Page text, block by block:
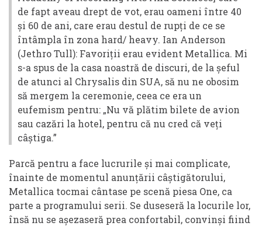
de fapt aveau drept de vot, erau oameni între 40
și 60 de ani, care erau destul de rupți de ce se
întâmpla în zona hard/ heavy. Ian Anderson
(Jethro Tull): Favoriții erau evident Metallica. Mi
s-a spus de la casa noastră de discuri, de la șeful
de atunci al Chrysalis din SUA, să nu ne obosim
să mergem la ceremonie, ceea ce era un
eufemism pentru: „Nu vă plătim bilete de avion
sau cazări la hotel, pentru că nu cred că veți
câștiga.”
Parcă pentru a face lucrurile și mai complicate,
înainte de momentul anunțării câștigătorului,
Metallica tocmai cântase pe scenă piesa One, ca
parte a programului serii. Se duseseră la locurile lor,
însă nu se așezaseră prea confortabil, convinși fiind